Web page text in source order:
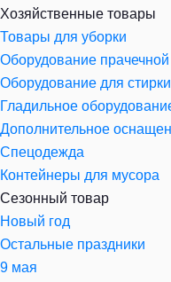
Хозяйственные товары
Товары для уборки
Оборудование прачечной
Оборудование для
Гладильное
Дополнительное
Спецодежда
Контейнеры для мусора
Сезонный товар
Новый год
Остальные праздники
9 мая